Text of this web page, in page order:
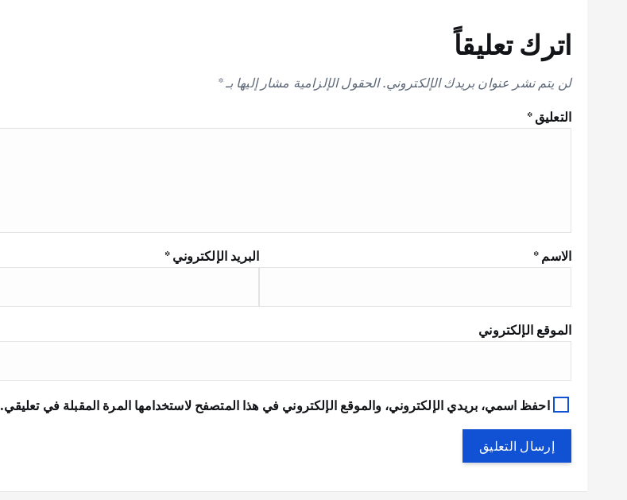
اترك تعليقاً
لن يتم نشر عنوان بريدك الإلكتروني. الحقول الإلزامية مشار إليها بـ*
التعليق*
الاسم* البريد الإلكتروني*
الموقع الإلكتروني
احفظ اسمي، بريدي الإلكتروني، والموقع الإلكتروني في هذا المتصفح لاستخدامها المرة المقبلة في تعليقي.